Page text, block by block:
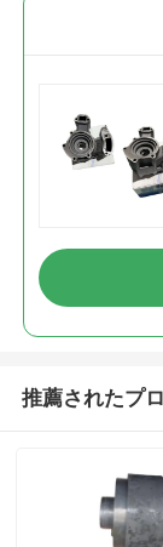
推薦されたプ